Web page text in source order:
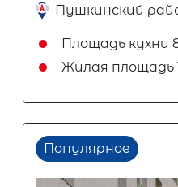
Пушкинский
Площадь кухни
Жилая площадь
Популярное